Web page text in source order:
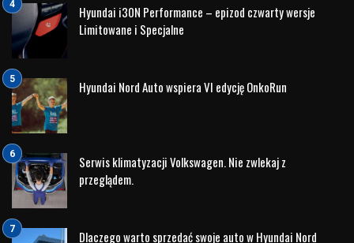
Początkowo samochody Hyundai nie były postrzegane jako
symbole niezawodności. W latach 90. firma borykała się z
problemami jakościowymi, co skutkowało nie najlepszą
opinią o marce. W odpowiedzi na to, Hyundai zainwestował
ogromne środki w poprawę jakości produkcji, rozwój
technologii oraz badania i rozwój. Dziś można powiedzieć,
że wysiłek ten się opłacił – samochody marki Hyundai
plasują się w czołówce rankingów niezawodności, a marka
zyskała zaufanie milionów kierowców na całym świecie.